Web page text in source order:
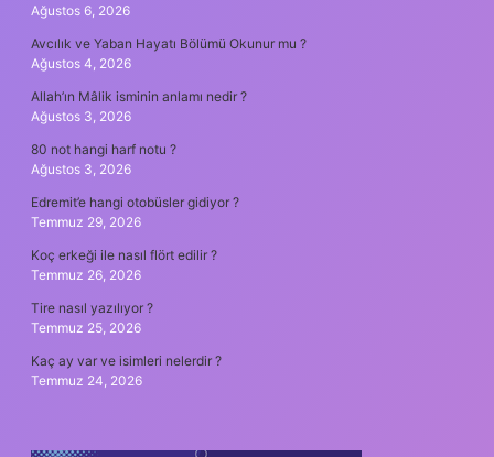
Ağustos 6, 2026
Avcılık ve Yaban Hayatı Bölümü Okunur mu ?
Ağustos 4, 2026
Allah’ın Mâlik isminin anlamı nedir ?
Ağustos 3, 2026
80 not hangi harf notu ?
Ağustos 3, 2026
Edremit’e hangi otobüsler gidiyor ?
Temmuz 29, 2026
Koç erkeği ile nasıl flört edilir ?
Temmuz 26, 2026
Tire nasıl yazılıyor ?
Temmuz 25, 2026
Kaç ay var ve isimleri nelerdir ?
Temmuz 24, 2026